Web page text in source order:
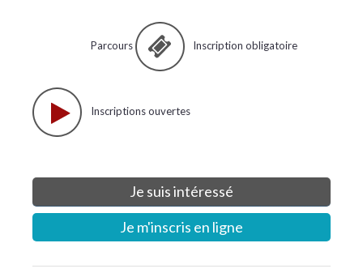
Parcours Inscription obligatoire
Inscriptions ouvertes
Je suis intéressé
Je m'inscris en ligne